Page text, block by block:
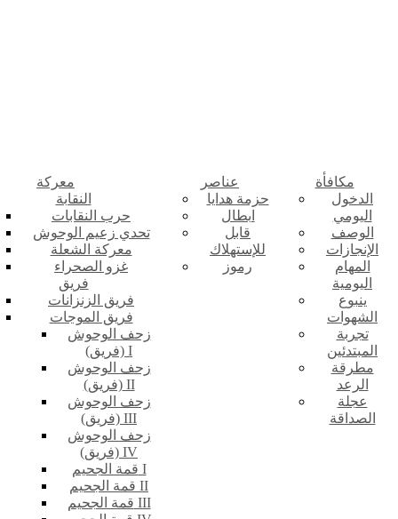
معركة
النقابة
حرب النقابات
تحدي زعيم الوحوش
معركة الشعلة
غزو الصحراء
فريق
فريق الزنزانات
فريق الموجات
زحف الوحوش
(فريق) I
زحف الوحوش
(فريق) II
زحف الوحوش
(فريق) III
زحف الوحوش
(فريق) IV
قمة الجحيم I
قمة الجحيم II
قمة الجحيم III
عناصر
حزمة هدايا
ابطال
قابل
للإستهلاك
رموز
مكافأة
الدخول
اليومي
الوصف
الإنجازات
المهام
اليومية
ينبوع
الشهوات
تجربة
المبتدئين
مطرقة
الرعد
عجلة
الصداقة